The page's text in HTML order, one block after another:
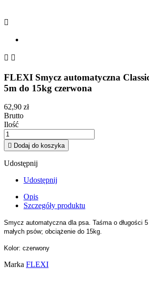

 
FLEXI Smycz automatyczna
5m do 15kg czerwona
62,90 zł
Brutto
Ilość
 Dodaj do koszyka
Udostępnij
Udostępnij
Opis
Szczegóły produktu
Smycz automatyczna dla psa. Taśma o długości
małych psów; obciążenie do 15kg.
Kolor: czerwony
Marka FLEXI